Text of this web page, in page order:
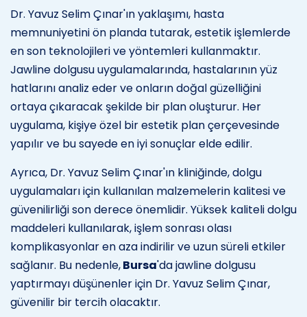
Dr. Yavuz Selim Çınar'ın yaklaşımı, hasta
memnuniyetini ön planda tutarak, estetik işlemlerde
en son teknolojileri ve yöntemleri kullanmaktır.
Jawline dolgusu uygulamalarında, hastalarının yüz
hatlarını analiz eder ve onların doğal güzelliğini
ortaya çıkaracak şekilde bir plan oluşturur. Her
uygulama, kişiye özel bir estetik plan çerçevesinde
yapılır ve bu sayede en iyi sonuçlar elde edilir.
Ayrıca, Dr. Yavuz Selim Çınar'ın kliniğinde, dolgu
uygulamaları için kullanılan malzemelerin kalitesi ve
güvenilirliği son derece önemlidir. Yüksek kaliteli dolgu
maddeleri kullanılarak, işlem sonrası olası
komplikasyonlar en aza indirilir ve uzun süreli etkiler
sağlanır. Bu nedenle,Bursa'da jawline dolgusu
yaptırmayı düşünenler için Dr. Yavuz Selim Çınar,
güvenilir bir tercih olacaktır.